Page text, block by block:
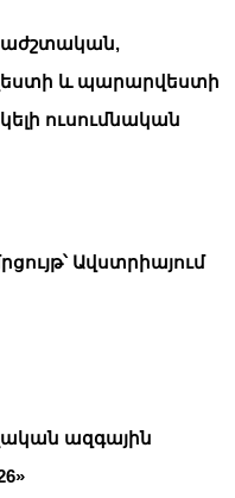
և պարարվեստի
ուսումնական
Ավստրիայում
ազգային